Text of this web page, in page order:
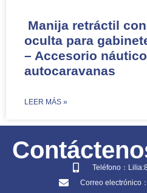
Manija retráctil
oculta para
– Accesorio
autocaravanas
​LEER MÁS »
Teléfono：
Correo electrónico